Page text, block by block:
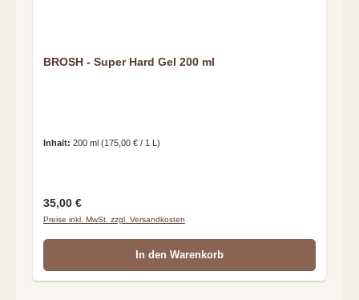
BROSH - Super Hard Gel 200 ml
Inhalt: 200 ml (175,00 € / 1 L)
Regulärer Preis:
35,00 €
Preise inkl. MwSt. zzgl. Versandkosten
In den Warenkorb